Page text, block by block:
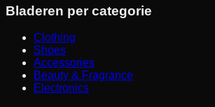
Bladeren per categorie
Clothing
Shoes
Accessories
Beauty & Fragrance
Electronics